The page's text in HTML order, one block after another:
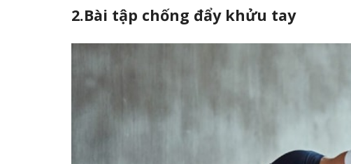
2.Bài tập chống đẩy khửu tay